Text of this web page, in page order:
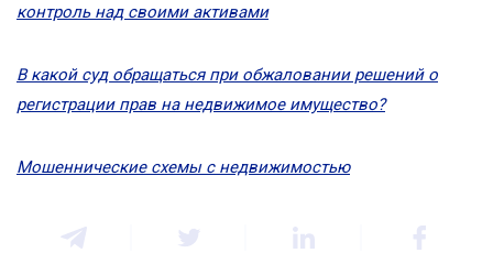
контроль над своими активами
В какой суд обращаться при обжаловании решений о
регистрации прав на недвижимое имущество?
Мошеннические схемы с недвижимостью